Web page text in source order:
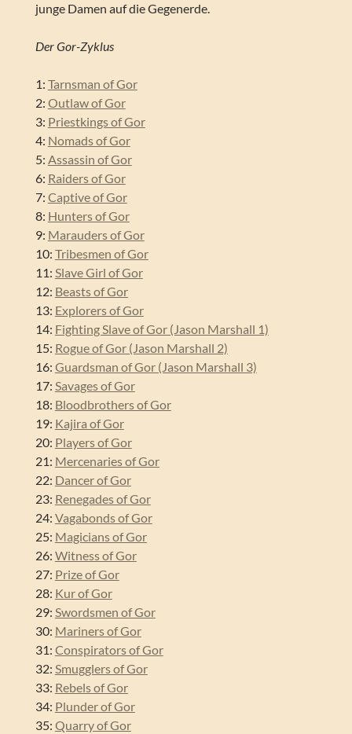
junge Damen auf die Gegenerde.
Der Gor-Zyklus
1: Tarnsman of Gor
2: Outlaw of Gor
3: Priestkings of Gor
4: Nomads of Gor
5: Assassin of Gor
6: Raiders of Gor
7: Captive of Gor
8: Hunters of Gor
9: Marauders of Gor
10: Tribesmen of Gor
11: Slave Girl of Gor
12: Beasts of Gor
13: Explorers of Gor
14: Fighting Slave of Gor (Jason Marshall 1)
15: Rogue of Gor (Jason Marshall 2)
16: Guardsman of Gor (Jason Marshall 3)
17: Savages of Gor
18: Bloodbrothers of Gor
19: Kajira of Gor
20: Players of Gor
21: Mercenaries of Gor
22: Dancer of Gor
23: Renegades of Gor
24: Vagabonds of Gor
25: Magicians of Gor
26: Witness of Gor
27: Prize of Gor
28: Kur of Gor
29: Swordsmen of Gor
30: Mariners of Gor
31: Conspirators of Gor
32: Smugglers of Gor
33: Rebels of Gor
34: Plunder of Gor
35: Quarry of Gor